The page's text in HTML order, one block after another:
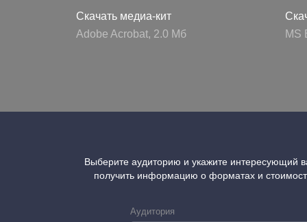
Скачать медиа-кит
Adobe Acrobat, 2.0 Mб
MS
Выберите аудиторию и укажите интересующий
получить информацию о форматах и
Аудитория